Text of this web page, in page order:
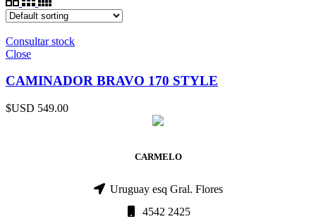
Consultar stock
Close
CAMINADOR BRAVO 170 STYLE
$USD 549.00
CARMELO
Uruguay esq Gral. Flores
4542 2425